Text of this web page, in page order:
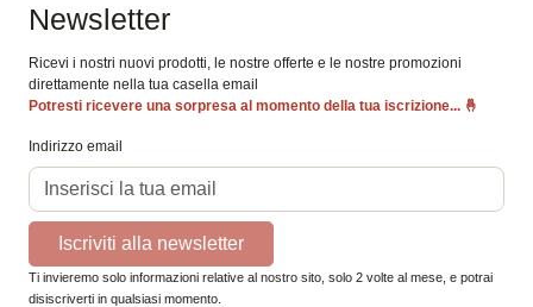
Newsletter
Ricevi i nostri nuovi prodotti, le nostre offerte e le nostre promozioni
direttamente nella tua casella email
Potresti ricevere una sorpresa al momento della tua iscrizione... 🤞
Indirizzo email
Iscriviti alla newsletter
Ti invieremo solo informazioni relative al nostro sito, solo 2 volte al mese, e potrai
disiscriverti in qualsiasi momento.